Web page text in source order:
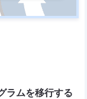
ラムを移行する